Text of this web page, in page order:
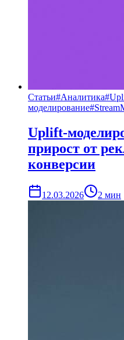
Статьи#Аналитика#
моделирование#
Uplift-
прирост от
конверсии
12.03.2026 2 мин